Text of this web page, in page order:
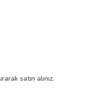
satın alınız.